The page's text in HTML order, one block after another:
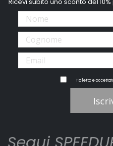
Ricevi subito uno sconto del
Ho letto e